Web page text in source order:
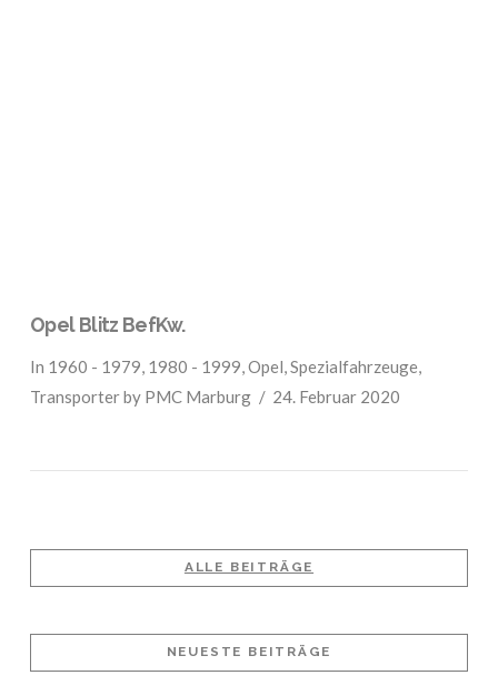
Opel Blitz BefKw.
In 1960 - 1979, 1980 - 1999,Opel,Spezialfahrzeuge,
Transporterby PMC Marburg 24. Februar 2020
ALLE BEITRÄGE
NEUESTE BEITRÄGE